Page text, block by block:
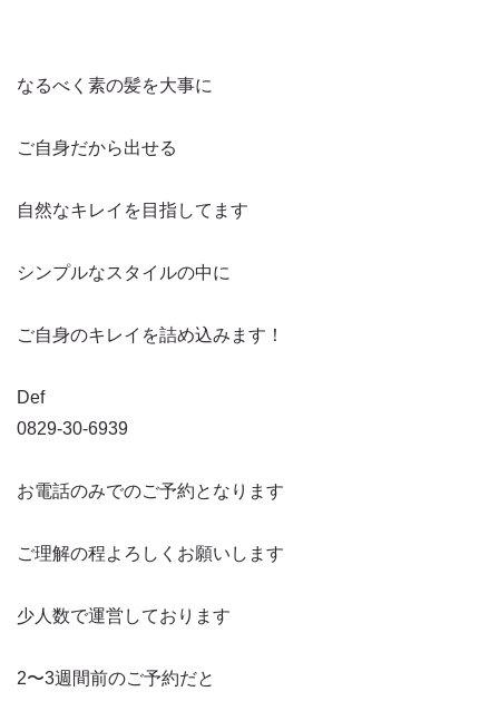
なるべく素の髪を大事に
ご自身だから出せる
自然なキレイを目指してます
シンプルなスタイルの中に
ご自身のキレイを詰め込みます！
Def
0829-30-6939
お電話のみでのご予約となります
ご理解の程よろしくお願いします
少人数で運営しております
2〜3週間前のご予約だと